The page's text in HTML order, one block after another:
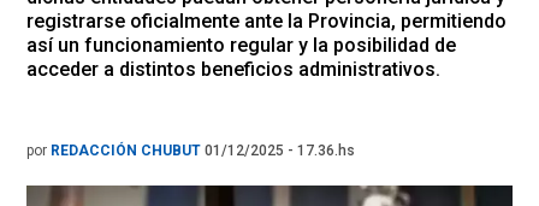
registrarse oficialmente ante la Provincia, permitiendo
así un funcionamiento regular y la posibilidad de
acceder a distintos beneficios administrativos.
por REDACCIÓN CHUBUT 01/12/2025 - 17.36.hs